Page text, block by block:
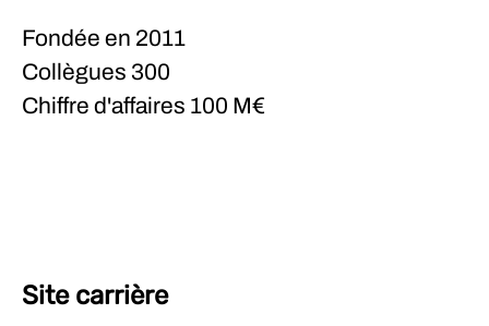
Fondée en 2011
Collègues 300
Chiffre d'affaires 100 M€
Site carrière